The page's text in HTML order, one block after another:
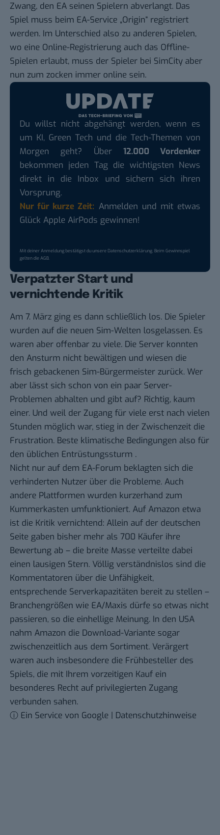
Zwang, den EA seinen Spielern abverlangt. Das
Spiel muss beim EA-Service „Origin“ registriert
werden. Im Unterschied also zu anderen Spielen,
wo eine Online-Registrierung auch das Offline-
Spielen erlaubt, muss der Spieler bei SimCity aber
nun zum zocken immer online sein.
Du willst nicht abgehängt werden, wenn es
um KI, Green Tech und die Tech-Themen von
Morgen geht? Über 12.000 Vordenker
bekommen jeden Tag die wichtigsten News
direkt in die Inbox und sichern sich ihren
Vorsprung.
Nur für kurze Zeit: Anmelden und mit etwas
Glück Apple AirPods gewinnen!
Mit deiner Anmeldung bestätigst du unsereDatenschutzerklärung. Beim Gewinnspiel
gelten dieAGB.
Verpatzter Start und
vernichtende Kritik
Am 7. März ging es dann schließlich los. Die Spieler
wurden auf die neuen Sim-Welten losgelassen. Es
waren aber offenbar zu viele. Die Server konnten
den Ansturm nicht bewältigen und wiesen die
frisch gebackenen Sim-Bürgermeister zurück. Wer
aber lässt sich schon von ein paar Server-
Problemen abhalten und gibt auf? Richtig, kaum
einer. Und weil der Zugang für viele erst nach vielen
Stunden möglich war, stieg in der Zwischenzeit die
Frustration. Beste klimatische Bedingungen also für
den üblichen Entrüstungssturm .
Nicht nur auf dem EA-Forum beklagten sich die
verhinderten Nutzer über die Probleme. Auch
andere Plattformen wurden kurzerhand zum
Kummerkasten umfunktioniert. Auf Amazon etwa
ist die Kritik vernichtend: Allein auf der deutschen
Seite gaben bisher mehr als 700 Käufer ihre
Bewertung ab – die breite Masse verteilte dabei
einen lausigen Stern. Völlig verständnislos sind die
Kommentatoren über die Unfähigkeit,
entsprechende Serverkapazitäten bereit zu stellen –
Branchengrößen wie EA/Maxis dürfe so etwas nicht
passieren, so die einhellige Meinung. In den USA
nahm Amazon die Download-Variante sogar
zwischenzeitlich aus dem Sortiment. Verärgert
waren auch insbesondere die Frühbesteller des
Spiels, die mit Ihrem vorzeitigen Kauf ein
besonderes Recht auf privilegierten Zugang
verbunden sahen.
ⓘ Ein Service von Google | Datenschutzhinweise